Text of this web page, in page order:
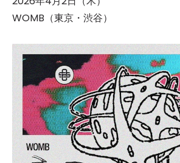
WOMB（東京・渋谷）